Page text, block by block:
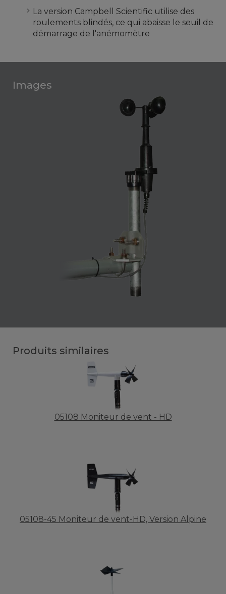
La version Campbell Scientific utilise des
roulements blindés, ce qui abaisse le seuil de
démarrage de l'anémomètre
Images
Produits similaires
05108 Moniteur de vent - HD
05108-45 Moniteur de vent-HD, Version Alpine